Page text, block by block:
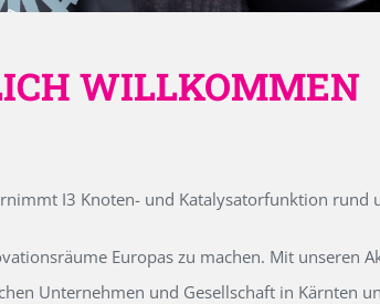
WILLKOMMEN
I3 Knoten- und Katalysatorfunktion rund
Europas zu machen. Mit unseren
Unternehmen und Gesellschaft in Kärnten